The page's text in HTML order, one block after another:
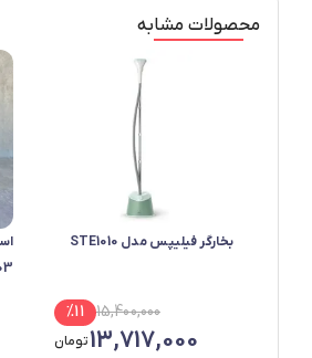
محصولات مشابه
بخارگر فیلیپس مدل STE1010
15,400,000
%11
13,717,000تومان